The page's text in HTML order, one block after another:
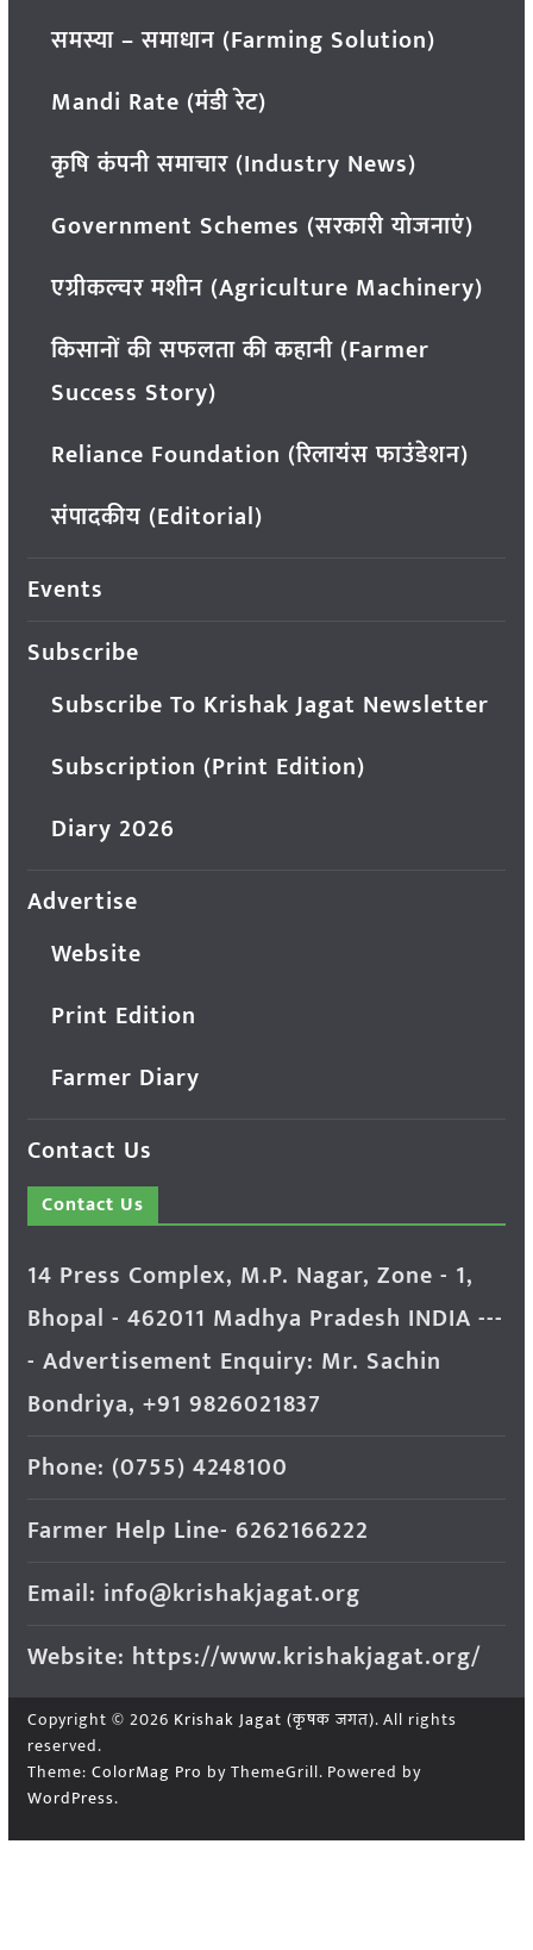
समस्या – समाधान (Farming Solution)
Mandi Rate (मंडी रेट)
कृषि कंपनी समाचार (Industry News)
Government Schemes (सरकारी योजनाएं)
एग्रीकल्चर मशीन (Agriculture Machinery)
किसानों की सफलता की कहानी (Farmer
Success Story)
Reliance Foundation (रिलायंस फाउंडेशन)
संपादकीय (Editorial)
Events
Subscribe
Subscribe To Krishak Jagat Newsletter
Subscription (Print Edition)
Diary 2026
Advertise
Website
Print Edition
Farmer Diary
Contact Us
Contact Us
14 Press Complex, M.P. Nagar, Zone - 1,
Bhopal - 462011 Madhya Pradesh INDIA ---
- Advertisement Enquiry: Mr. Sachin
Bondriya, +91 9826021837
Phone: (0755) 4248100
Farmer Help Line- 6262166222
Email: info@krishakjagat.org
Website: https://www.krishakjagat.org/
Copyright © 2026 Krishak Jagat (कृषक जगत). All rights
reserved.
Theme: ColorMag Pro by ThemeGrill. Powered by
WordPress.